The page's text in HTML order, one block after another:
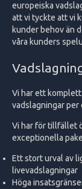
europeiska
att vi tyckte att vi
kunder behov än
våra kunders
Vi har ett
vadslagningar per
Vi har för tillfället
exceptionella
Ett stort urval av
livevadslagningar
Höga